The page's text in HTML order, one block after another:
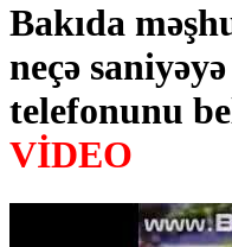
Bakıda
neçə
telefonunu
VİDEO